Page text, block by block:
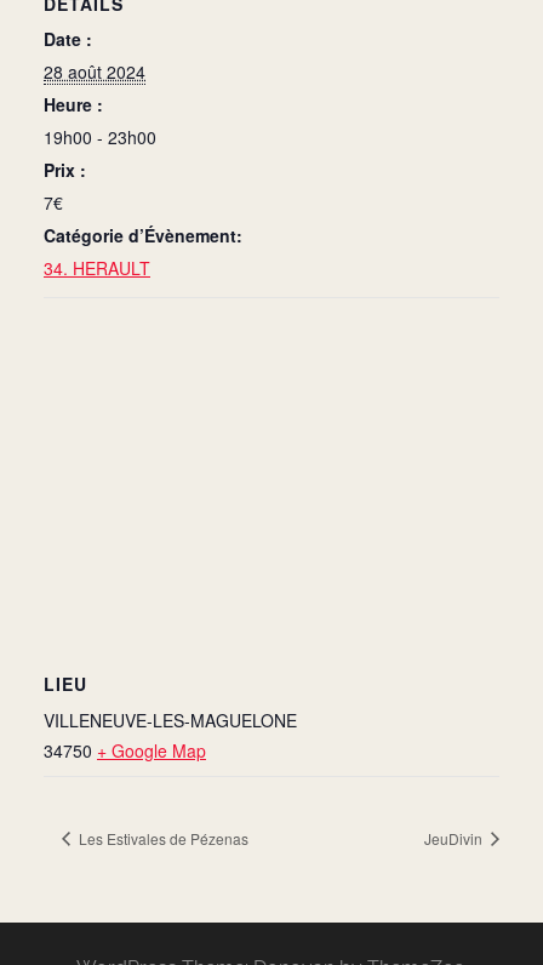
Date :
28 août 2024
Heure :
19h00 - 23h00
Prix :
7€
Catégorie d’Évènement:
34. HERAULT
LIEU
VILLENEUVE-LES-MAGUELONE
34750 + Google Map
Les Estivales de Pézenas JeuDivin